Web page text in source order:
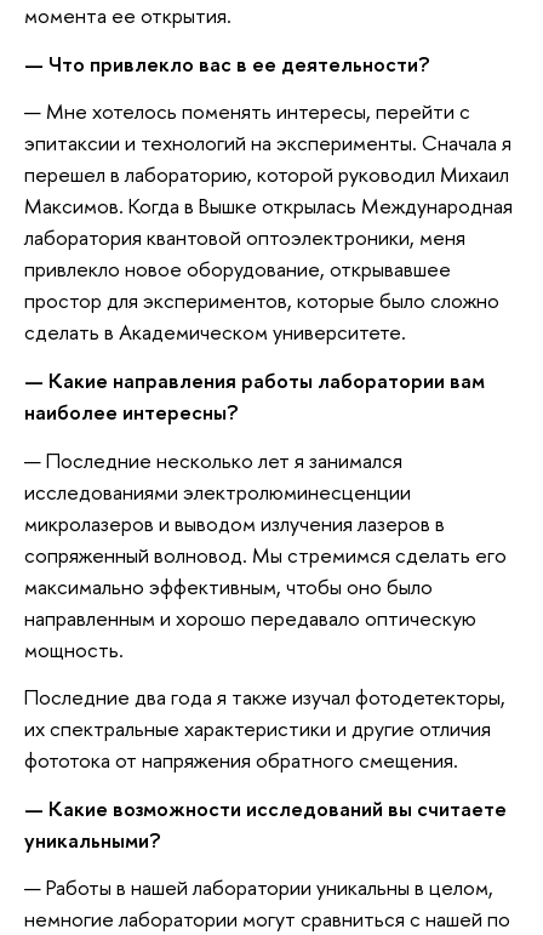
момента ее открытия.
— Что привлекло вас в ее деятельности?
— Мне хотелось поменять интересы, перейти с
эпитаксии и технологий на эксперименты. Сначала я
перешел в лабораторию, которой руководил Михаил
Максимов. Когда в Вышке открылась Международная
лаборатория квантовой оптоэлектроники, меня
привлекло новое оборудование, открывавшее
простор для экспериментов, которые было сложно
сделать в Академическом университете.
— Какие направления работы лаборатории вам
наиболее интересны?
— Последние несколько лет я занимался
исследованиями электролюминесценции
микролазеров и выводом излучения лазеров в
сопряженный волновод. Мы стремимся сделать его
максимально эффективным, чтобы оно было
направленным и хорошо передавало оптическую
мощность.
Последние два года я также изучал фотодетекторы,
их спектральные характеристики и другие отличия
фототока от напряжения обратного смещения.
— Какие возможности исследований вы считаете
уникальными?
— Работы в нашей лаборатории уникальны в целом,
немногие лаборатории могут сравниться с нашей по